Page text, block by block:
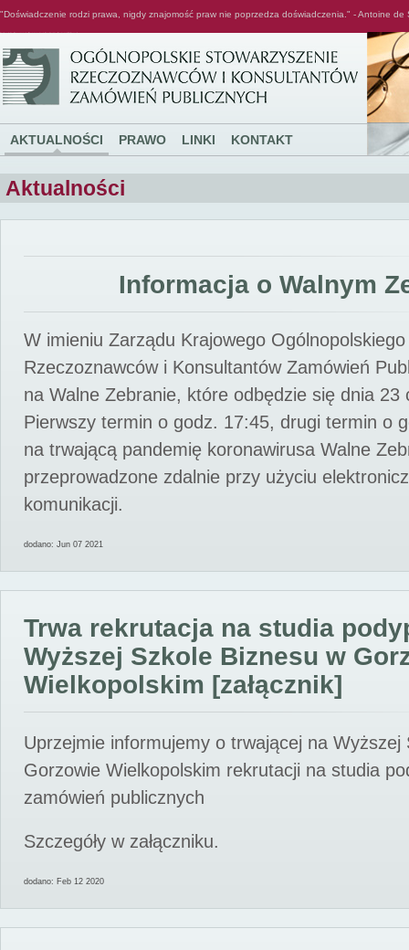
"Doświadczenie rodzi prawa, nigdy znajomość praw nie poprzedza doświadczenia." - Antoine de
AKTUALNOŚCI PRAWO LINKI KONTAKT
Aktualności
Informacja o Walnym
W imieniu Zarządu Krajowego
Rzeczoznawców i Konsultantów Zamówień
na Walne Zebranie, które odbędzie się dnia 23
Pierwszy termin o godz. 17:45, drugi termin o
na trwającą pandemię koronawirusa Walne
przeprowadzone zdalnie przy użyciu
komunikacji.
dodano: Jun 07 2021
Trwa rekrutacja na studia
Wyższej Szkole Biznesu w
Wielkopolskim [załącznik]
Uprzejmie informujemy o trwającej na Wyższej
Gorzowie Wielkopolskim rekrutacji na studia
zamówień publicznych
Szczegóły w załączniku.
dodano: Feb 12 2020